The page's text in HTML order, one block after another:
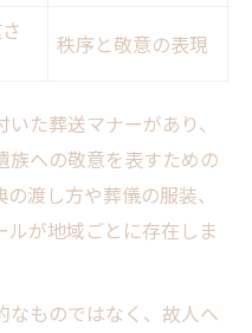
秩序と敬意の表現
た葬送マナーがあり、
族への敬意を表すための
渡し方や葬儀の服装、
が地域ごとに存在しま
なものではなく、故人へ